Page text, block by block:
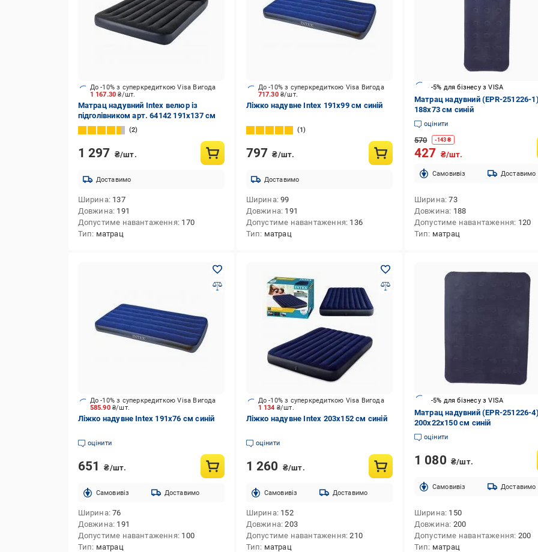
1 167.30₴/шт.
До -10% з суперкредиткою Visa Вигода
Матрац надувний Intex велюр із
підголівником арт. 64142 191х137 см
2
1 297 ₴/шт.
Доставимо
Ширина 137
Довжина 191
Допустиме навантаження 170
Тип матрац
717.30₴/шт.
До -10% з суперкредиткою Visa Вигода
Ліжко надувне Intex 191х99 см синій
1
797 ₴/шт.
Доставимо
Ширина 99
Довжина 191
Допустиме навантаження 136
Тип матрац
-5% для бізнесу з VISA
Матрац надувний (EPR-251226-1)
188х73 см синій
оцінити
570 -143 ₴
427 ₴/шт.
Cамовивіз Доставимо
Ширина 73
Довжина 188
Допустиме навантаження 120
Тип матрац
585.90 ₴/шт.
До -10% з суперкредиткою Visa Вигода
Ліжко надувне Intex 191х76 см синій
оцінити
651 ₴/шт.
Cамовивіз Доставимо
Ширина 76
Довжина 191
Допустиме навантаження 100
Тип матрац
1 134 ₴/шт.
До -10% з суперкредиткою Visa Вигода
Ліжко надувне Intex 203х152 см синій
оцінити
1 260 ₴/шт.
Cамовивіз Доставимо
Ширина 152
Довжина 203
Допустиме навантаження 210
Тип матрац
-5% для бізнесу з VISA
Матрац надувний (EPR-251226-4)
200х22х150 см синій
оцінити
1 080 ₴/шт.
Cамовивіз Доставимо
Ширина 150
Довжина 200
Допустиме навантаження 200
Тип матрац